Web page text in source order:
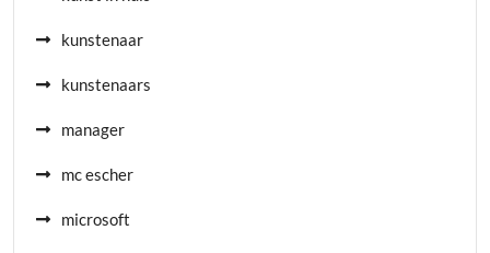
kunstenaar
kunstenaars
manager
mc escher
microsoft